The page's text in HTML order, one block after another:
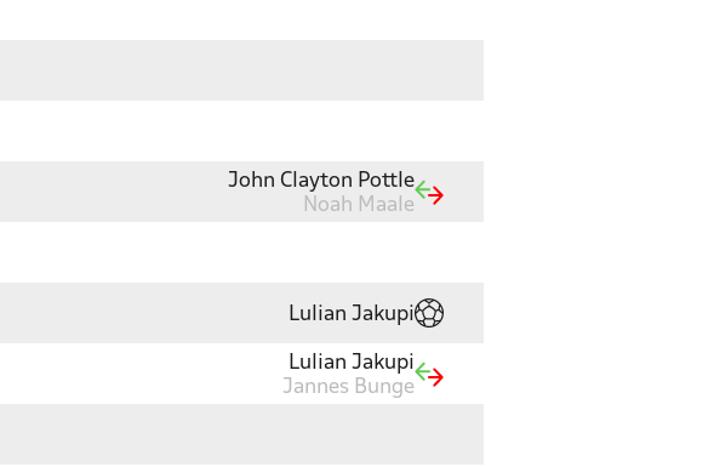
John Clayton Pottle
Noah Maale
Lulian Jakupi
Lulian Jakupi
Jannes Bunge